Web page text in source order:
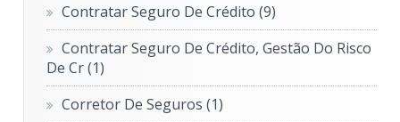
Contratar Seguro De Crédito(9)
Contratar Seguro De Crédito, Gestão Do Risco
De Cr(1)
Corretor De Seguros(1)